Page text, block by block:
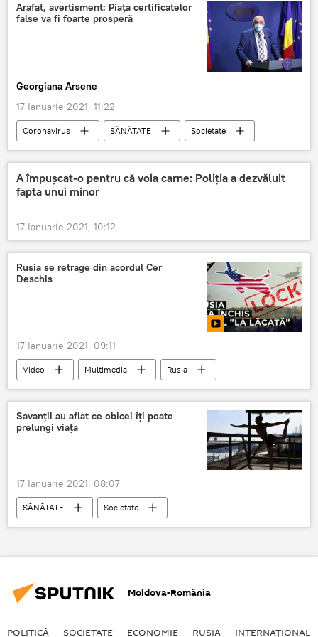
Arafat, avertisment: Piața certificatelor
false va fi foarte prosperă
Georgiana Arsene
17 Ianuarie 2021, 11:22
Coronavirus SĂNĂTATE
Societate
Raed Arafat
Certificatul european COVID-19
A împușcat-o pentru că voia carne: Poliția a dezvăluit
fapta unui minor
17 Ianuarie 2021, 10:12
Rusia se retrage din acordul Cer
Deschis
17 Ianuarie 2021, 09:11
Video Multimedia
Rusia
Internaţional
Savanții au aflat ce obicei îți poate
prelungi viața
17 Ianuarie 2021, 08:07
SĂNĂTATE Societate
Moldova-România
POLITICĂ SOCIETATE ECONOMIE RUSIA INTERNAŢIONAL